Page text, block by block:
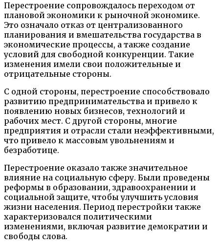
Перестроение сопровождалось переходом от
плановой экономики к рыночной экономике.
Это означало отказ от централизованного
планирования и вмешательства государства в
экономические процессы, а также создание
условий для свободной конкуренции. Такие
изменения имели свои положительные и
отрицательные стороны.
С одной стороны, перестроение способствовало
развитию предпринимательства и привело к
появлению новых бизнесов, технологий и
рабочих мест. С другой стороны, многие
предприятия и отрасли стали неэффективными,
что привело к массовым увольнениям и
безработице.
Перестроение оказало также значительное
влияние на социальную сферу. Были проведены
реформы в образовании, здравоохранении и
социальной защите, чтобы улучшить условия
жизни населения. Период перестройки также
характеризовался политическими
изменениями, включая развитие демократии и
свободы слова.